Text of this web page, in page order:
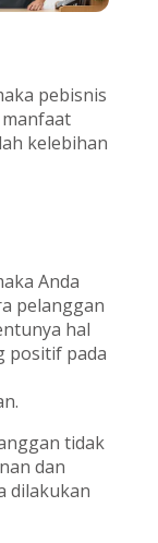
pebisnis
kelebihan
Anda
pelanggan
hal
positif pada
tidak
dan
dilakukan